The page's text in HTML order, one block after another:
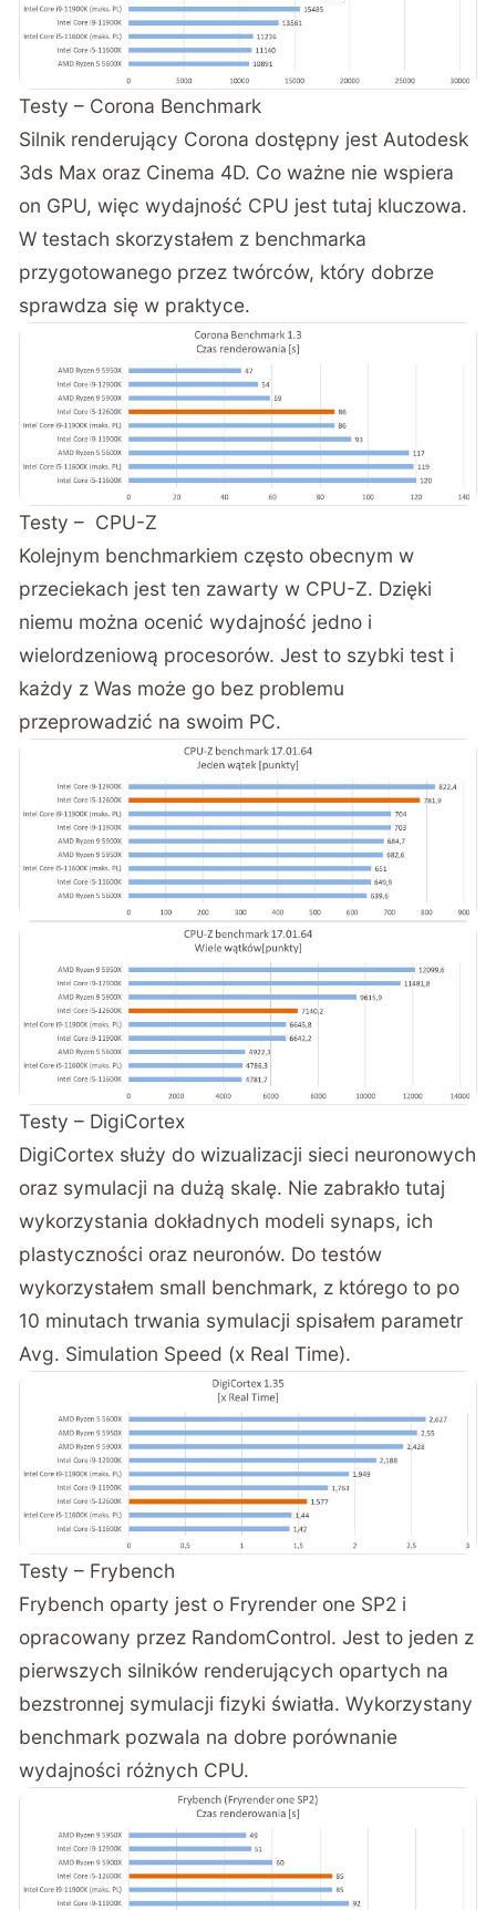
Testy – Corona Benchmark
Silnik renderujący Corona dostępny jest Autodesk
3ds Max oraz Cinema 4D. Co ważne nie wspiera
on GPU, więc wydajność CPU jest tutaj kluczowa.
W testach skorzystałem z benchmarka
przygotowanego przez twórców, który dobrze
sprawdza się w praktyce.
Testy – CPU-Z
Kolejnym benchmarkiem często obecnym w
przeciekach jest ten zawarty w CPU-Z. Dzięki
niemu można ocenić wydajność jedno i
wielordzeniową procesorów. Jest to szybki test i
każdy z Was może go bez problemu
przeprowadzić na swoim PC.
Testy – DigiCortex
DigiCortex służy do wizualizacji sieci neuronowych
oraz symulacji na dużą skalę. Nie zabrakło tutaj
wykorzystania dokładnych modeli synaps, ich
plastyczności oraz neuronów. Do testów
wykorzystałem small benchmark, z którego to po
10 minutach trwania symulacji spisałem parametr
Avg. Simulation Speed (x Real Time).
Testy – Frybench
Frybench oparty jest o Fryrender one SP2 i
opracowany przez RandomControl. Jest to jeden z
pierwszych silników renderujących opartych na
bezstronnej symulacji fizyki światła. Wykorzystany
benchmark pozwala na dobre porównanie
wydajności różnych CPU.